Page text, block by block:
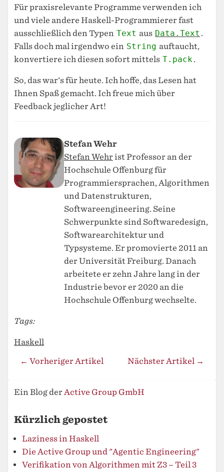
Für praxisrelevante Programme verwenden ich
und viele andere Haskell-Programmierer fast
ausschließlich den Typen Text aus Data.Text .
Falls doch mal irgendwo ein String auftaucht,
konvertiere ich diesen sofort mittels T.pack .
So, das war‘s für heute. Ich hoffe, das Lesen hat
Ihnen Spaß gemacht. Ich freue mich über
Feedback jeglicher Art!
Stefan Wehr
Stefan Wehrist Professor an der
Hochschule Offenburg für
Programmiersprachen, Algorithmen
und Datenstrukturen,
Softwareengineering. Seine
Schwerpunkte sind Softwaredesign,
Softwarearchitektur und
Typsysteme. Er promovierte 2011 an
der Universität Freiburg. Danach
arbeitete er zehn Jahre lang in der
Industrie bevor er 2020 an die
Hochschule Offenburg wechselte.
Tags:
Haskell
← Vorheriger Artikel
Nächster Artikel →
Ein Blog der Active Group GmbH
Kürzlich gepostet
Laziness in Haskell
Die Active Group und "Agentic Engineering"
Verifikation von Algorithmen mit Z3 – Teil 3